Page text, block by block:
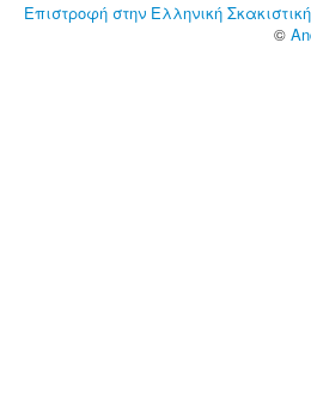
Επιστροφή στην Ελληνική
©